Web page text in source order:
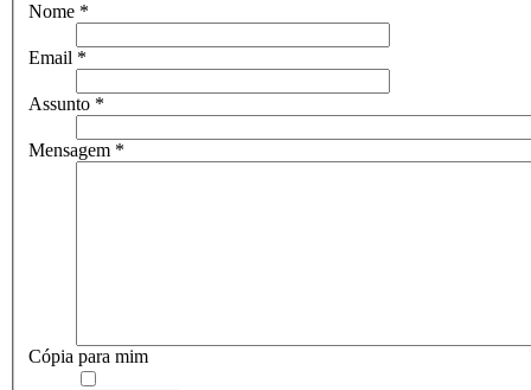
Nome *
Email *
Assunto *
Mensagem *
Cópia para mim